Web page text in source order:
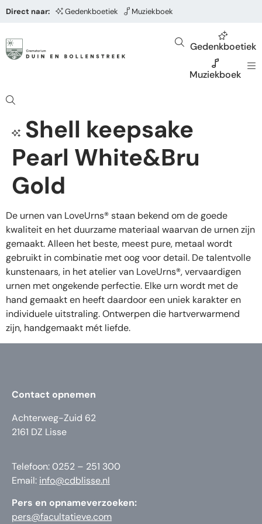
Direct naar: Gedenkboetiek Muziekboek
Gedenkboetiek
Muziekboek
Shell keepsake
Pearl White&Bru
Gold
De urnen van LoveUrns® staan bekend om de goede
kwaliteit en het duurzame materiaal waarvan de urnen zijn
gemaakt. Alleen het beste, meest pure, metaal wordt
gebruikt in combinatie met oog voor detail. De talentvolle
kunstenaars, in het atelier van LoveUrns®, vervaardigen
urnen met ongekende perfectie. Elke urn wordt met de
hand gemaakt en heeft daardoor een uniek karakter en
individuele uitstraling. Ontwerpen die hartverwarmend
zijn, handgemaakt mét liefde.
Contact opnemen
Achterweg-Zuid 62
2161 DZ Lisse
Telefoon: 0252 – 251 300
Email: info@cdblisse.nl
Pers en opnameverzoeken:
pers@facultatieve.com